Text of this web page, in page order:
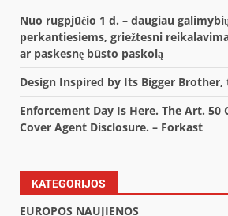
Nuo rugpjūčio 1 d. – daugiau
perkantiesiems, griežtesni
ar paskesnę būsto paskolą
Design Inspired by Its Bigger Brother,
Enforcement Day Is Here. The Art. 50
Cover Agent Disclosure. – Forkast
KATEGORIJOS
EUROPOS NAUJIENOS